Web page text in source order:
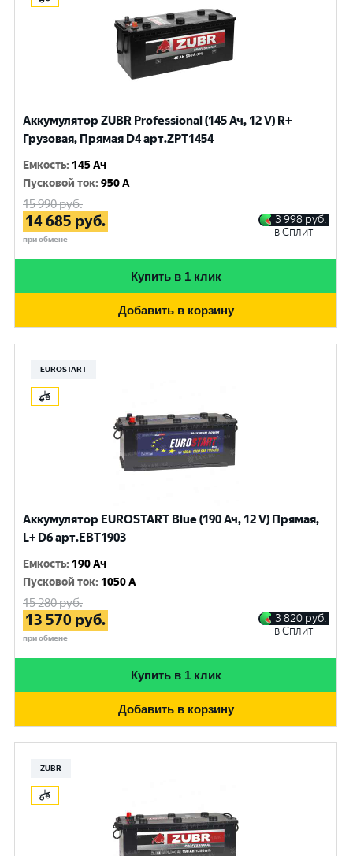
Аккумулятор ZUBR Professional (145 Ач, 12 V) R+
Грузовая, Прямая D4 арт.ZPT1454
Емкость: 145 Ач
Пусковой ток:950 A
15 990руб.
14 685 руб.
при обмене
3 998 руб.
в Сплит
Купить в 1 клик
Добавить в корзину
EUROSTART
Аккумулятор EUROSTART Blue (190 Ач, 12 V) Прямая,
L+ D6 арт.EBT1903
Емкость: 190 Ач
Пусковой ток: 1050 A
15 280руб.
13 570 руб.
при обмене
3 820 руб.
в Сплит
Купить в 1 клик
Добавить в корзину
ZUBR